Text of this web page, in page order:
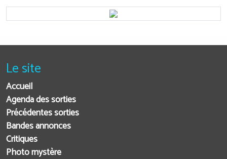
Le site
Accueil
Agenda des sorties
Précédentes sorties
Bandes annonces
Critiques
Photo mystère